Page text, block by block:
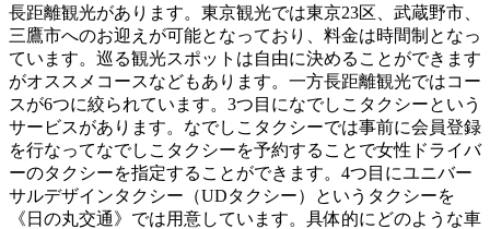
長距離観光があります。東京観光では東京23区、武蔵野市、
三鷹市へのお迎えが可能となっており、料金は時間制となっ
ています。巡る観光スポットは自由に決めることができます
がオススメコースなどもあります。一方長距離観光ではコー
スが6つに絞られています。3つ目になでしこタクシーという
サービスがあります。なでしこタクシーでは事前に会員登録
を行なってなでしこタクシーを予約することで女性ドライバ
ーのタクシーを指定することができます。4つ目にユニバー
サルデザインタクシー（UDタクシー）というタクシーを
《日の丸交通》では用意しています。具体的にどのような車